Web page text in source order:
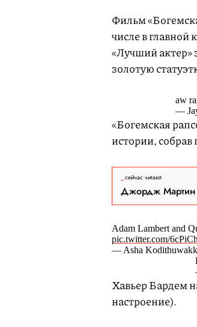
Фильм
числе в
«Лучший актер»
золотую
aw
—
«Богемская
истории,
сейчас читают
Джордж Мартин
Adam Lambert and
pic.twitter.com/
— Asha
Хавьер Бардем
настроение).